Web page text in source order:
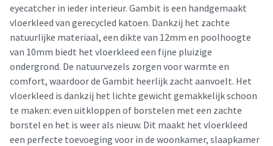
eyecatcher in ieder interieur. Gambit is een handgemaakt
vloerkleed van gerecycled katoen. Dankzij het zachte
natuurlijke materiaal, een dikte van 12mm en poolhoogte
van 10mm biedt het vloerkleed een fijne pluizige
ondergrond. De natuurvezels zorgen voor warmte en
comfort, waardoor de Gambit heerlijk zacht aanvoelt. Het
vloerkleed is dankzij het lichte gewicht gemakkelijk schoon
te maken: even uitkloppen of borstelen met een zachte
borstel en het is weer als nieuw. Dit maakt het vloerkleed
een perfecte toevoeging voor in de woonkamer, slaapkamer